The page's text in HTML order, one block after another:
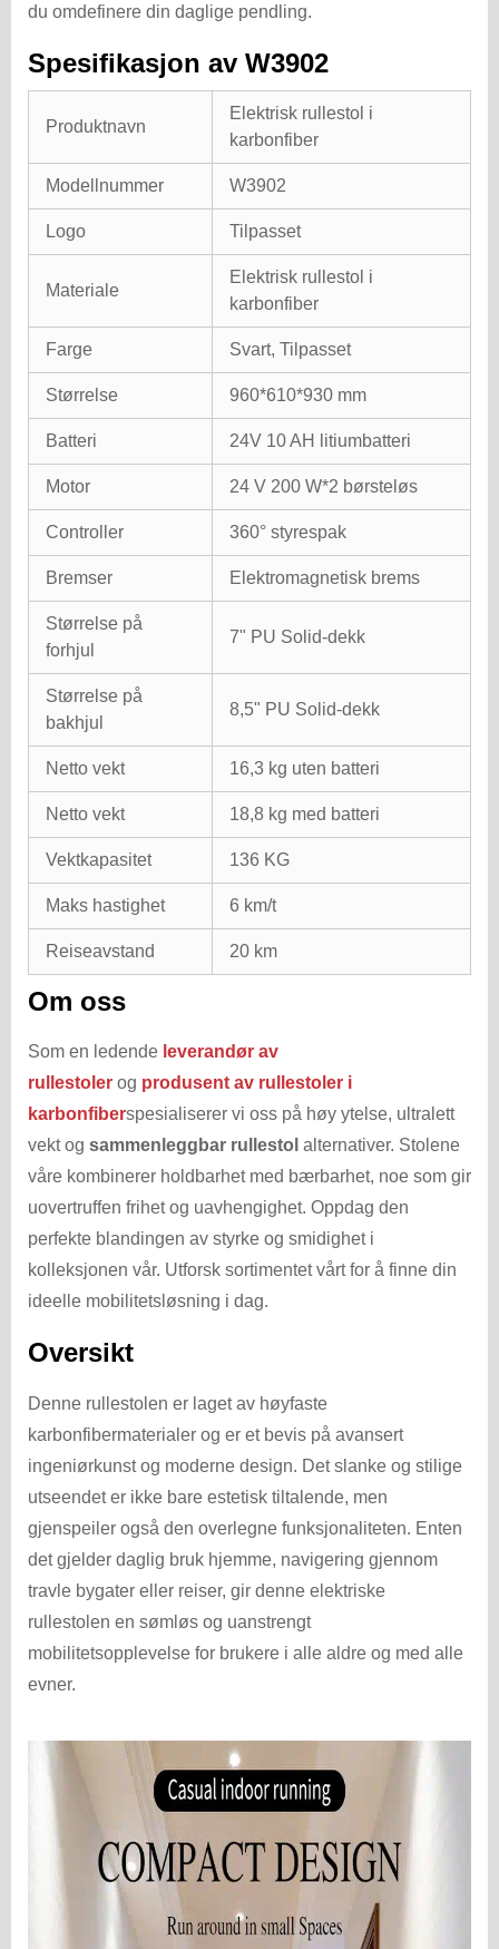
du omdefinere din daglige pendling.
Spesifikasjon av W3902
Produktnavn
Elektrisk rullestol i
karbonfiber
Modellnummer W3902
Logo Tilpasset
Materiale
Elektrisk rullestol i
karbonfiber
Farge Svart, Tilpasset
Størrelse 960*610*930 mm
Batteri 24V 10 AH litiumbatteri
Motor 24 V 200 W*2 børsteløs
Controller 360° styrespak
Bremser Elektromagnetisk brems
Størrelse på
forhjul
7" PU Solid-dekk
Størrelse på
bakhjul
8,5" PU Solid-dekk
Netto vekt 16,3 kg uten batteri
Netto vekt 18,8 kg med batteri
Vektkapasitet 136 KG
Maks hastighet 6 km/t
Reiseavstand 20 km
Om oss
Som en ledende leverandør av
rullestoler og produsent av rullestoler i
karbonfiberspesialiserer vi oss på høy ytelse, ultralett
vekt og sammenleggbar rullestol alternativer. Stolene
våre kombinerer holdbarhet med bærbarhet, noe som gir
uovertruffen frihet og uavhengighet. Oppdag den
perfekte blandingen av styrke og smidighet i
kolleksjonen vår. Utforsk sortimentet vårt for å finne din
ideelle mobilitetsløsning i dag.
Oversikt
Denne rullestolen er laget av høyfaste
karbonfibermaterialer og er et bevis på avansert
ingeniørkunst og moderne design. Det slanke og stilige
utseendet er ikke bare estetisk tiltalende, men
gjenspeiler også den overlegne funksjonaliteten. Enten
det gjelder daglig bruk hjemme, navigering gjennom
travle bygater eller reiser, gir denne elektriske
rullestolen en sømløs og uanstrengt
mobilitetsopplevelse for brukere i alle aldre og med alle
evner.